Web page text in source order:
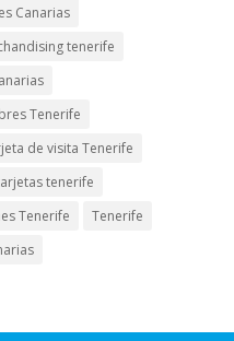
Canarias
tenerife
Tenerife
de visita Tenerife
tenerife
Tenerife
Tenerife